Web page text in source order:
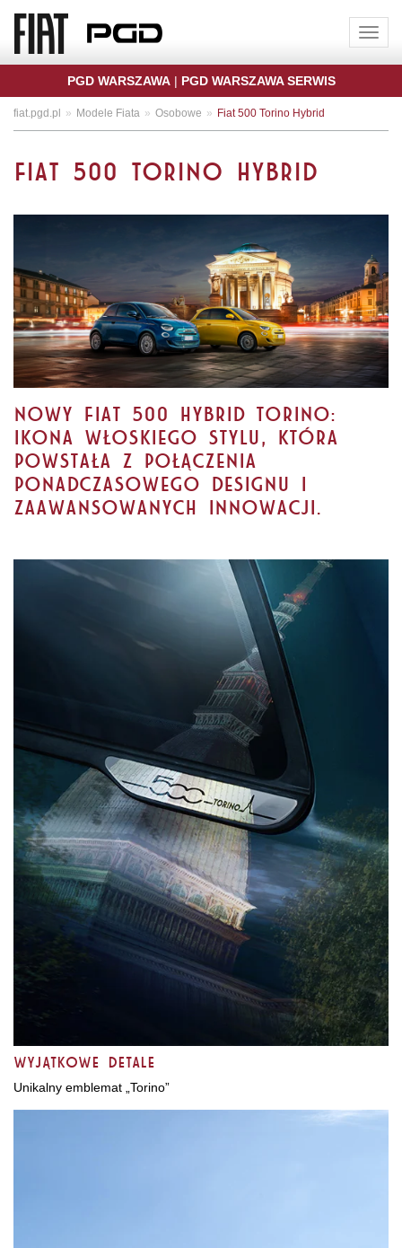
Toggle
PGD WARSZAWA| PGD WARSZAWA SERWIS
fiat.pgd.pl Modele Fiata Osobowe Fiat 500 Torino Hybrid
FIAT 500 TORINO HYBRID
Nowy Fiat 500 Hybrid Torino:
ikona włoskiego stylu, która
powstała z połączenia
ponadczasowego designu i
zaawansowanych innowacji.
Wyjątkowe detale
Unikalny emblemat „Torino”